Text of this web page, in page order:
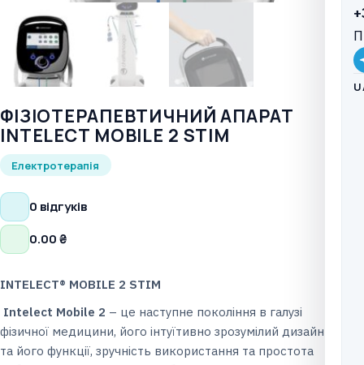
ФІЗІОТЕРАПЕВТИЧНИЙ АПАРАТ
INTELECT MOBILE 2 STIM
Електротерапія
0 відгуків
0.00₴
INTELECT® MOBILE 2 STIM
Intelect Mobile 2 – це наступне покоління в галузі
фізичної медицини, його інтуїтивно зрозумілий дизайн
та його функції, зручність використання та простота